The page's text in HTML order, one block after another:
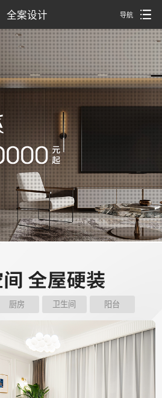
全案设计 导航
厨房 卫生间 阳台